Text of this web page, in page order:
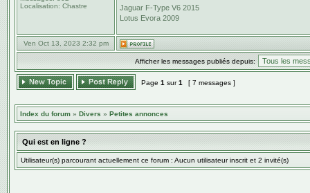
Localisation: Chastre
Jaguar F-Type V6 2015
Lotus Evora 2009
Ven Oct 13, 2023 2:32 pm
Afficher les messages publiés depuis:
Page 1 sur1 [ 7 messages ]
Index du forum » Divers » Petites annonces
Qui est en ligne ?
Utilisateur(s) parcourant actuellement ce forum : Aucun utilisateur inscrit et 2 invité(s)